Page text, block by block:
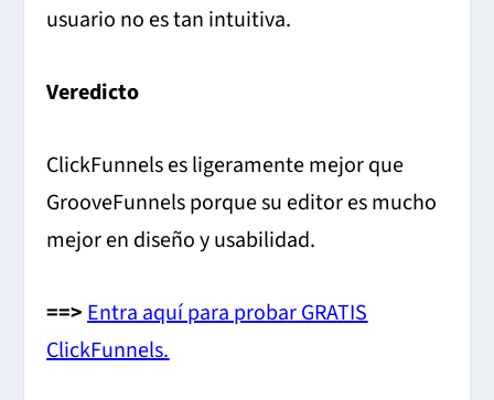
usuario no es tan intuitiva.
Veredicto
ClickFunnels es ligeramente mejor que
GrooveFunnels porque su editor es mucho
mejor en diseño y usabilidad.
==>Entra aquí para probar GRATIS
ClickFunnels.